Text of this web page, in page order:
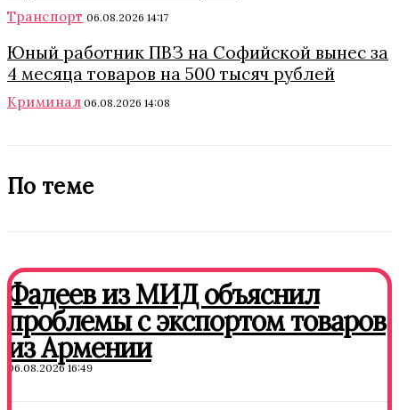
Транспорт 06.08.2026 14:17
Юный работник ПВЗ на Софийской вынес за
4 месяца товаров на 500 тысяч рублей
Криминал 06.08.2026 14:08
По теме
Фадеев из МИД объяснил
проблемы с экспортом товаров
из Армении
06.08.2026 16:49